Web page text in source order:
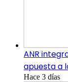
ANR
apuesta a
Hace 3 días